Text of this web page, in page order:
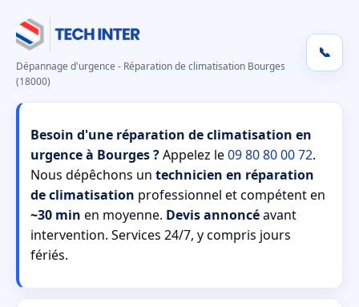
Dépannage d'urgence - Réparation de climatisation Bourges
(18000)
📞
Besoin d'une réparation de climatisation en
urgence à Bourges ?Appelez le09 80 80 00 72.
Nous dépêchons un technicien en réparation
de climatisation professionnel et compétent en
~30 min en moyenne. Devis annoncéavant
intervention. Services 24/7, y compris jours
fériés.